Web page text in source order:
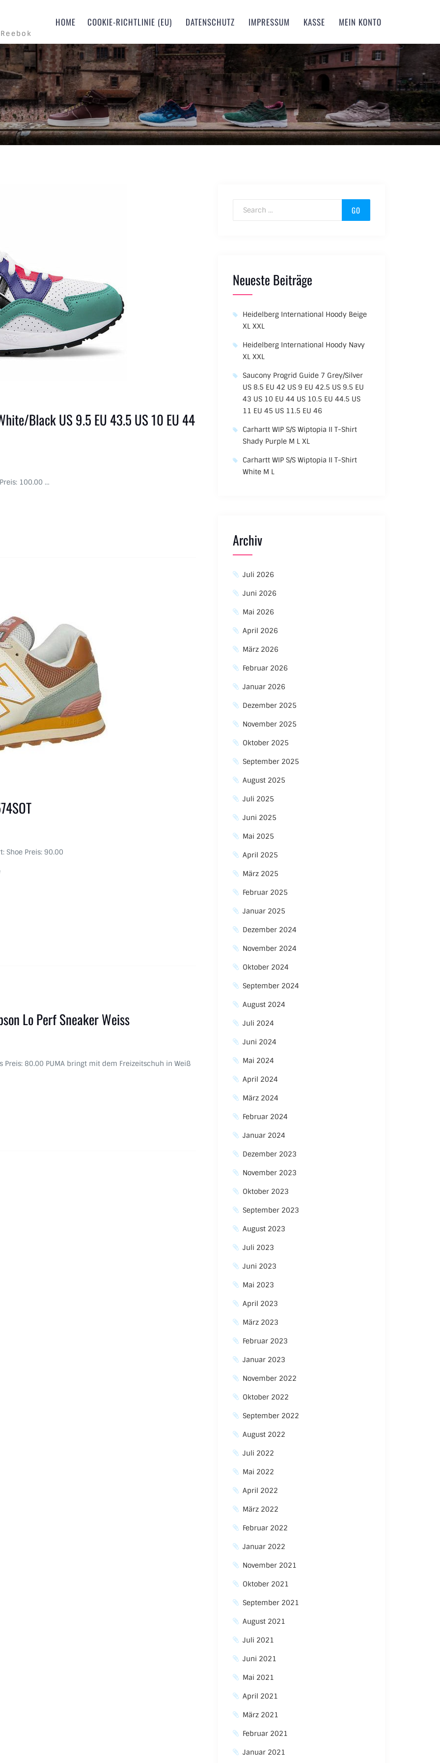
HOME COOKIE-RICHTLINIE (EU) DATENSCHUTZ IMPRESSUM KASSE MEIN KONTO
Black US 9.5 EU 43.5 US 10 EU 44
100.00 …
Shoe Preis: 90.00
Lo Perf Sneaker Weiss
Preis: 80.00 PUMA bringt mit dem Freizeitschuh in Weiß
Search for:
Neueste Beiträge
Heidelberg International Hoody Beige
XL XXL
Heidelberg International Hoody Navy
XL XXL
Saucony Progrid Guide 7 Grey/Silver
US 8.5 EU 42 US 9 EU 42.5 US 9.5 EU
43 US 10 EU 44 US 10.5 EU 44.5 US
11 EU 45 US 11.5 EU 46
Carhartt WIP S/S Wiptopia II T-Shirt
Shady Purple M L XL
Carhartt WIP S/S Wiptopia II T-Shirt
White M L
Archiv
Juli 2026
Juni 2026
Mai 2026
April 2026
März 2026
Februar 2026
Januar 2026
Dezember 2025
November 2025
Oktober 2025
September 2025
August 2025
Juli 2025
Juni 2025
Mai 2025
April 2025
März 2025
Februar 2025
Januar 2025
Dezember 2024
November 2024
Oktober 2024
September 2024
August 2024
Juli 2024
Juni 2024
Mai 2024
April 2024
März 2024
Februar 2024
Januar 2024
Dezember 2023
November 2023
Oktober 2023
September 2023
August 2023
Juli 2023
Juni 2023
Mai 2023
April 2023
März 2023
Februar 2023
Januar 2023
November 2022
Oktober 2022
September 2022
August 2022
Juli 2022
Mai 2022
April 2022
März 2022
Februar 2022
Januar 2022
November 2021
Oktober 2021
September 2021
August 2021
Juli 2021
Juni 2021
Mai 2021
April 2021
März 2021
Februar 2021
Januar 2021